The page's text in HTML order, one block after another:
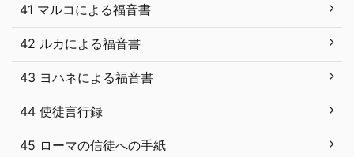
41 マルコによる福音書
42 ルカによる福音書
43 ヨハネによる福音書
44 使徒言行録
45 ローマの信徒への手紙